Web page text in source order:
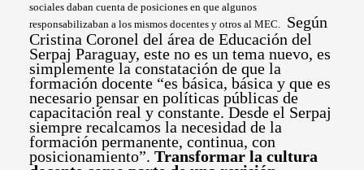
sociales daban cuenta de posiciones en que algunos
responsabilizaban a los mismos docentes y otros al MEC. Según
Cristina Coronel del área de Educación del
Serpaj Paraguay, este no es un tema nuevo, es
simplemente la constatación de que la
formación docente “es básica, básica y que es
necesario pensar en políticas públicas de
capacitación real y constante. Desde el Serpaj
siempre recalcamos la necesidad de la
formación permanente, continua, con
posicionamiento”. Transformar la cultura